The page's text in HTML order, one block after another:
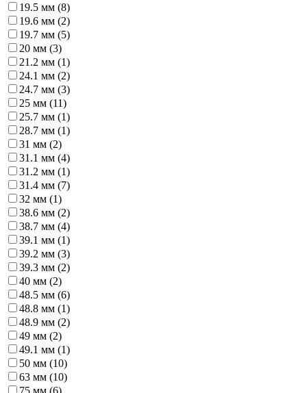
19.5 мм (8)
19.6 мм (2)
19.7 мм (5)
20 мм (3)
21.2 мм (1)
24.1 мм (2)
24.7 мм (3)
25 мм (11)
25.7 мм (1)
28.7 мм (1)
31 мм (2)
31.1 мм (4)
31.2 мм (1)
31.4 мм (7)
32 мм (1)
38.6 мм (2)
38.7 мм (4)
39.1 мм (1)
39.2 мм (3)
39.3 мм (2)
40 мм (2)
48.5 мм (6)
48.8 мм (1)
48.9 мм (2)
49 мм (2)
49.1 мм (1)
50 мм (10)
63 мм (10)
75 мм (6)